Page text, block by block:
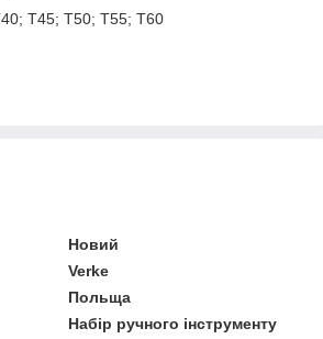
Т45; Т50; Т55; Т60
Новий
Verke
Польща
Набір ручного інструменту